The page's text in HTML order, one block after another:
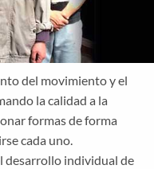
del movimiento y el
la calidad a la
formas de forma
cada uno.
desarrollo individual de